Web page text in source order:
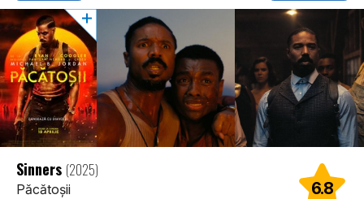
6.8
Sinners (2025)
Păcătoșii